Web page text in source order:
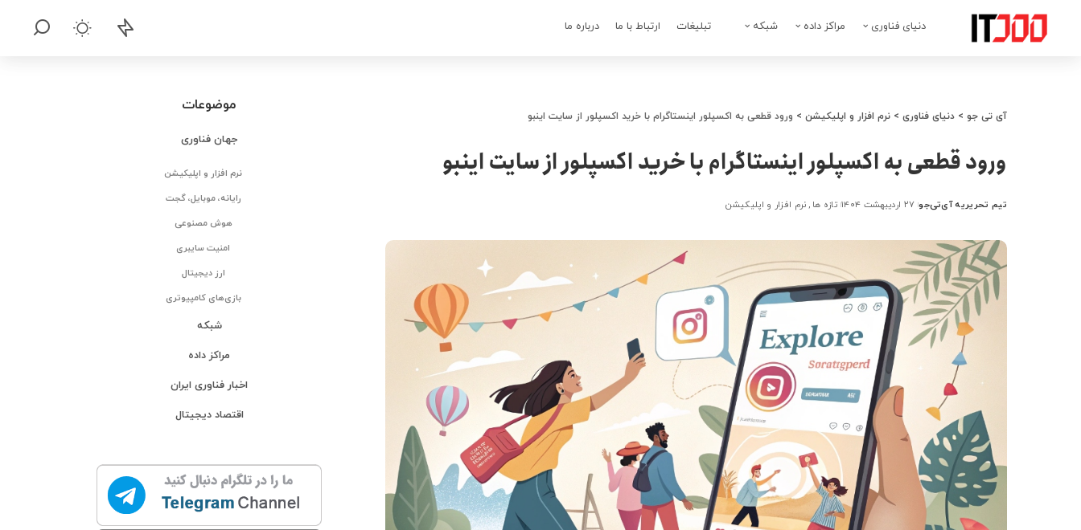
دنیای فناوری مراکز داده شبکه تبلیغات ارتباط با ما درباره ما
آی تی جو > دنیای فناوری > نرم افزار و اپلیکیشن > ورود قطعی به اکسپلور اینستاگرام با خرید اکسپلور از سایت اینبو
ورود قطعی به اکسپلور اینستاگرام با خرید اکسپلور از سایت اینبو
ارسال
توسط
تیم تحریریه آی‌تی‌جو ۲۷ اردیبهشت ۱۴۰۴ تازه ها نرم افزار و اپلیکیشن
موضوعات
جهان فناوری
نرم افزار و اپلیکیشن
رایانه، موبایل، گجت
هوش مصنوعی
امنیت سایبری
ارز دیجیتال
بازی‌های کامپیوتری
شبکه
مراکز داده
اخبار فناوری ایران
اقتصاد دیجیتال